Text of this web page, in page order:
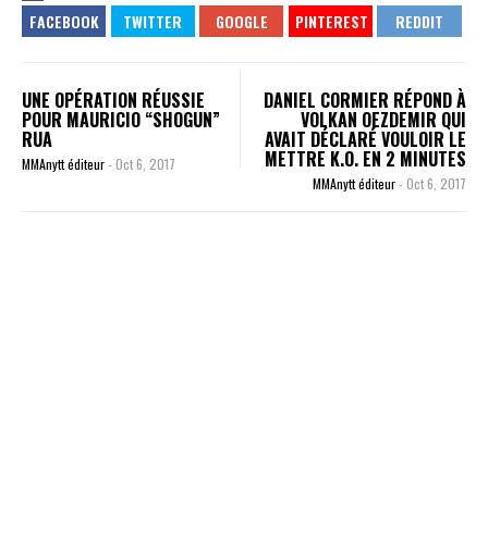
UNE OPÉRATION RÉUSSIE
POUR MAURICIO “SHOGUN”
RUA
MMAnytt éditeur- Oct 6, 2017
DANIEL CORMIER RÉPOND À
VOLKAN OEZDEMIR QUI
AVAIT DÉCLARÉ VOULOIR LE
METTRE K.O. EN 2 MINUTES
MMAnytt éditeur- Oct 6, 2017